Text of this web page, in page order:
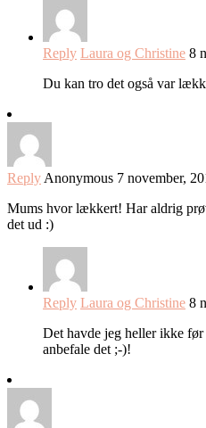
Reply Laura og Christine 8
Du kan tro det også var
Reply Anonymous 7 november,
Mums hvor lækkert! Har aldrig
det ud :)
Reply Laura og Christine 8
Det havde jeg heller ikke
anbefale det ;-)!